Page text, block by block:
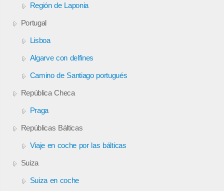
Región de Laponia
Portugal
Lisboa
Algarve con delfines
Camino de Santiago portugués
República Checa
Praga
Repúblicas Bálticas
Viaje en coche por las bálticas
Suiza
Suiza en coche